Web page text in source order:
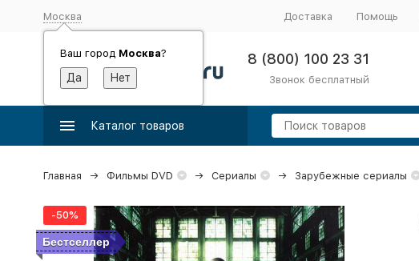
Москва
Ваш город Москва?
Доставка Помощь
8 (800) 100 23 31
Звонок бесплатный
Каталог товаров
Главная Фильмы DVD Сериалы Зарубежные сериалы
-50%
Бестселлер